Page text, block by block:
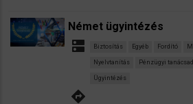
Német ügyintézés
dns Biztosítás Egyéb Fordító
Nyelvtanítás Pénzügyi
Ügyintézés
directions